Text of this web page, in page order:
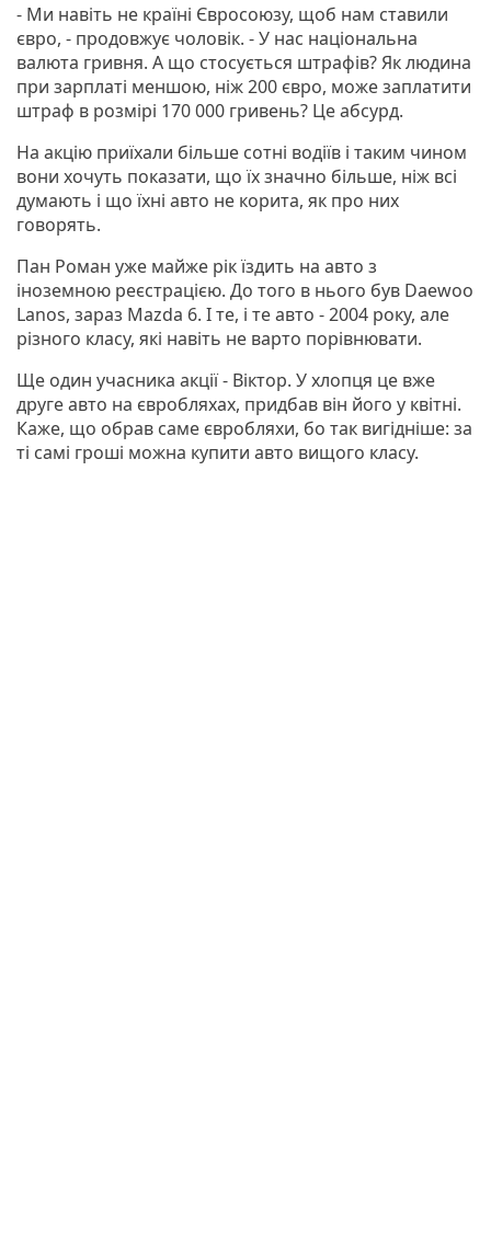
- Ми навіть не країні Євросоюзу, щоб нам ставили
євро, - продовжує чоловік. - У нас національна
валюта гривня. А що стосується штрафів? Як людина
при зарплаті меншою, ніж 200 євро, може заплатити
штраф в розмірі 170 000 гривень? Це абсурд.
На акцію приїхали більше сотні водіїв і таким чином
вони хочуть показати, що їх значно більше, ніж всі
думають і що їхні авто не корита, як про них
говорять.
Пан Роман уже майже рік їздить на авто з
іноземною реєстрацією. До того в нього був Daewoo
Lanos, зараз Mazda 6. І те, і те авто - 2004 року, але
різного класу, які навіть не варто порівнювати.
Ще один учасника акції - Віктор. У хлопця це вже
друге авто на євробляхах, придбав він його у квітні.
Каже, що обрав саме євробляхи, бо так вигідніше: за
ті самі гроші можна купити авто вищого класу.